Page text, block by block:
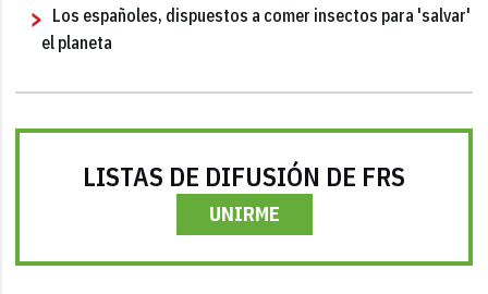
Los españoles, dispuestos a comer insectos para 'salvar'
el planeta
LISTAS DE DIFUSIÓN DE FRS
UNIRME